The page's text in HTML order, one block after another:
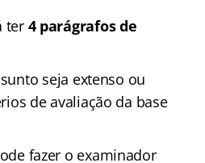
ter 4 parágrafos de
seja extenso ou
de avaliação da base
fazer o examinador